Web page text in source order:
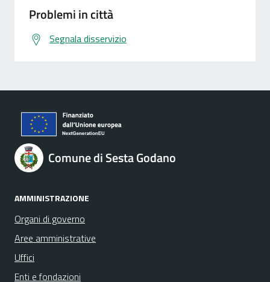
Problemi in città
Segnala disservizio
Comune di Sesta Godano
AMMINISTRAZIONE
Organi di governo
Aree amministrative
Uffici
Enti e fondazioni